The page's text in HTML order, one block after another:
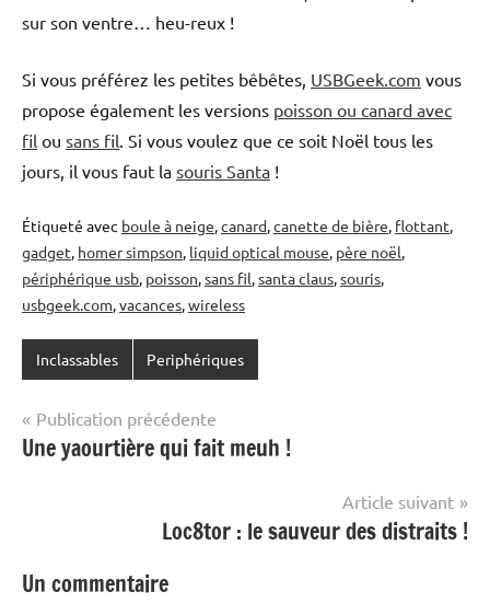
sur son ventre… heu-reux !
Si vous préférez les petites bêbêtes, USBGeek.com vous
propose également les versions poisson ou canard avec
fil ou sans fil . Si vous voulez que ce soit Noël tous les
jours, il vous faut la souris Santa !
Étiqueté avec boule à neige,canard,canette de bière, flottant,
gadget, homer simpson, liquid optical mouse, père noël,
périphérique usb, poisson,sans fil,santa claus,souris,
usbgeek.com,vacances,wireless
Inclassables Periphériques
Navigation
de
Publication précédente
Une yaourtière qui fait meuh !
Article suivant
Loc8tor : le sauveur des distraits !
Un commentaire